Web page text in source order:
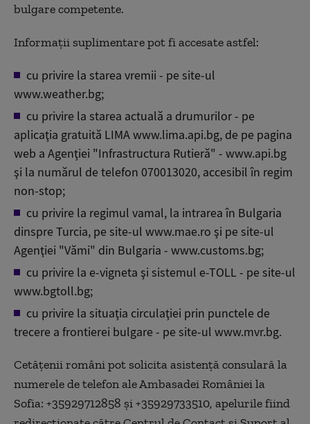
bulgare competente.
Informaţii suplimentare pot fi accesate astfel:
cu privire la starea vremii - pe site-ul
www.weather.bg;
cu privire la starea actuală a drumurilor - pe
aplicaţia gratuită LIMA www.lima.api.bg, de pe pagina
web a Agenţiei "Infrastructura Rutieră" - www.api.bg
şi la numărul de telefon 070013020, accesibil în regim
non-stop;
cu privire la regimul vamal, la intrarea în Bulgaria
dinspre Turcia, pe site-ul www.mae.ro şi pe site-ul
Agenţiei "Vămi" din Bulgaria - www.customs.bg;
cu privire la e-vigneta şi sistemul e-TOLL - pe site-ul
www.bgtoll.bg;
cu privire la situaţia circulaţiei prin punctele de
trecere a frontierei bulgare - pe site-ul www.mvr.bg.
Cetăţenii români pot solicita asistenţă consulară la
numerele de telefon ale Ambasadei României la
Sofia: +35929712858 şi +35929733510, apelurile fiind